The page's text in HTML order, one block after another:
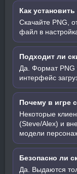
Как установить
Скачайте PNG,
файл в
Подходит ли
Да. Формат PNG
интерфейс
Почему в игре
Некоторые
(Steve/Alex) и
модели
Безопасно ли
Да. Выдаются